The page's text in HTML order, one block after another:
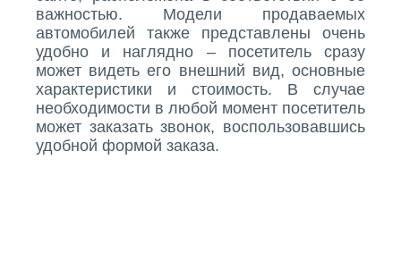
важностью. Модели продаваемых
автомобилей также представлены очень
удобно и наглядно – посетитель сразу
может видеть его внешний вид, основные
характеристики и стоимость. В случае
необходимости в любой момент посетитель
может заказать звонок, воспользовавшись
удобной формой заказа.